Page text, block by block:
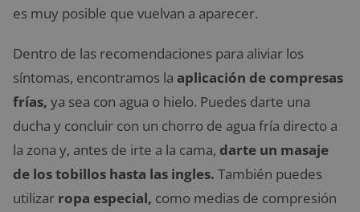
es muy posible que vuelvan a aparecer.
Dentro de las recomendaciones para aliviar los
síntomas, encontramos la aplicación de compresas
frías, ya sea con agua o hielo. Puedes darte una
ducha y concluir con un chorro de agua fría directo a
la zona y, antes de irte a la cama, darte un masaje
de los tobillos hasta las ingles. También puedes
utilizar ropa especial, como medias de compresión